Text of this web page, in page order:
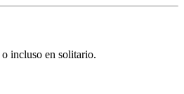
incluso en solitario.